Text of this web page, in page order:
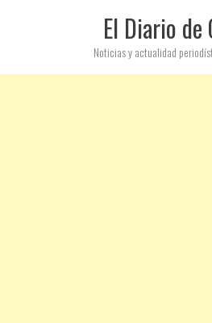
El Diario de
Noticias y actualidad